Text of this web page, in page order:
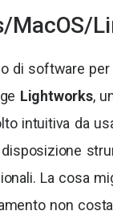
MacOS/
di software per
Lightworks,
intuitiva da
La cosa
non